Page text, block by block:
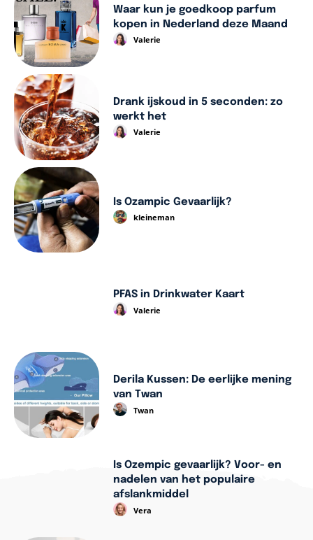
Waar kun je goedkoop parfum
kopen in Nederland deze Maand
Valerie
Drank ijskoud in 5 seconden: zo
werkt het
Valerie
Is Ozampic Gevaarlijk?
kleineman
PFAS in Drinkwater Kaart
Valerie
Derila Kussen: De eerlijke mening
van Twan
Twan
Is Ozempic gevaarlijk? Voor- en
nadelen van het populaire
afslankmiddel
Vera